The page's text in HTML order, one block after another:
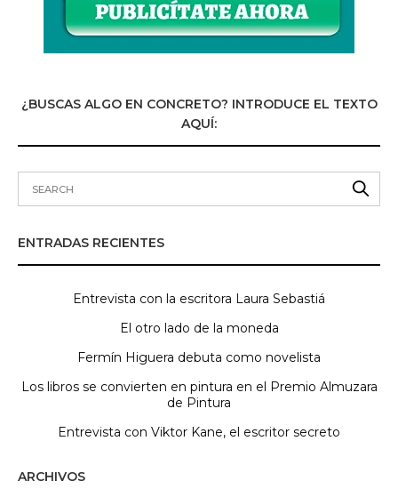
¿BUSCAS ALGO EN CONCRETO? INTRODUCE EL TEXTO
AQUÍ:
ENTRADAS RECIENTES
Entrevista con la escritora Laura Sebastiá
El otro lado de la moneda
Fermín Higuera debuta como novelista
Los libros se convierten en pintura en el Premio Almuzara
de Pintura
Entrevista con Viktor Kane, el escritor secreto
ARCHIVOS